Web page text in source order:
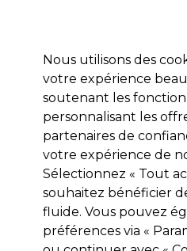
Marques Bons plans Coiffure
Livraison et
lire la
Coiffure Produits coiffants
Soins
Nous utilisons des
votre expérience
soutenant les
personnalisant les
partenaires de
votre expérience de
Sélectionnez « Tout
souhaitez bénéficier
fluide. Vous pouvez
préférences via «